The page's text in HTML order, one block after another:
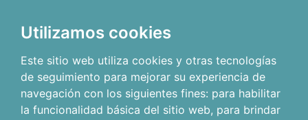
Utilizamos cookies
Este sitio web utiliza cookies y otras tecnologías
de seguimiento para mejorar su experiencia de
navegación con los siguientes fines: para habilitar
la funcionalidad básica del sitio web, para brindar